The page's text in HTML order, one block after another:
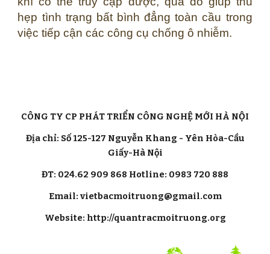
hẹp tình trạng bất bình đẳng toàn cầu trong
việc tiếp cận các công cụ chống ô nhiễm.
CÔNG TY CP PHÁT TRIỂN CÔNG NGHỆ MỚI HÀ NỘI
Địa chỉ: Số 125-127 Nguyễn Khang - Yên Hòa-Cầu
Giấy-Hà Nội
ĐT: 024.62 909 868 Hotline: 0983 720 888
Email: vietbacmoitruong@gmail.com
Website: http://quantracmoitruong.org